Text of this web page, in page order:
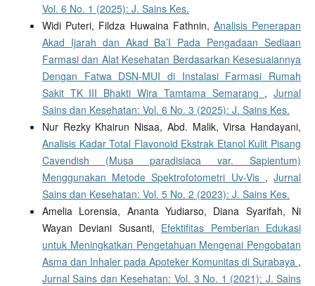
Vol. 6 No. 1 (2025): J. Sains Kes.
Widi Puteri, Fildza Huwaina Fathnin, Analisis Penerapan
Akad Ijarah dan Akad Ba’I Pada Pengadaan Sediaan
Farmasi dan Alat Kesehatan Berdasarkan Kesesuaiannya
Dengan Fatwa DSN-MUI di Instalasi Farmasi Rumah
Sakit TK III Bhakti Wira Tamtama Semarang ,Jurnal
Sains dan Kesehatan: Vol. 6 No. 3 (2025): J. Sains Kes.
Nur Rezky Khairun Nisaa, Abd. Malik, Virsa Handayani,
Analisis Kadar Total Flavonoid Ekstrak Etanol Kulit Pisang
Cavendish (Musa paradisiaca var. Sapientum)
Menggunakan Metode Spektrofotometri Uv-Vis ,Jurnal
Sains dan Kesehatan: Vol. 5 No. 2 (2023): J. Sains Kes.
Amelia Lorensia, Ananta Yudiarso, Diana Syarifah, Ni
Wayan Deviani Susanti, Efektifitas Pemberian Edukasi
untuk Meningkatkan Pengetahuan Mengenai Pengobatan
Asma dan Inhaler pada Apoteker Komunitas di Surabaya ,
Jurnal Sains dan Kesehatan: Vol. 3 No. 1 (2021): J. Sains